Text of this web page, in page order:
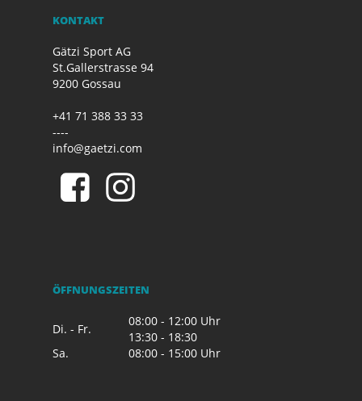
KONTAKT
Gätzi Sport AG
St.Gallerstrasse 94
9200 Gossau
+41 71 388 33 33
----
info@gaetzi.com
ÖFFNUNGSZEITEN
Di. - Fr.
08:00 - 12:00 Uhr
13:30 - 18:30
Sa.
08:00 - 15:00 Uhr